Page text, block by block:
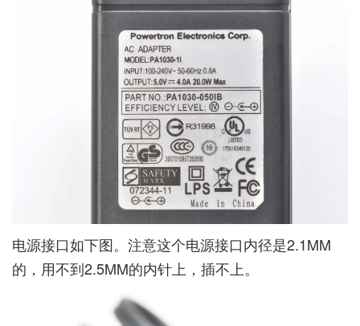
电源接口如下图。注意这个电源接口内径是2.1MM
的，用不到2.5MM的内针上，插不上。